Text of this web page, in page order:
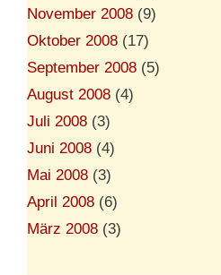
November 2008 (9)
Oktober 2008 (17)
September 2008 (5)
August 2008 (4)
Juli 2008 (3)
Juni 2008 (4)
Mai 2008 (3)
April 2008 (6)
März 2008 (3)